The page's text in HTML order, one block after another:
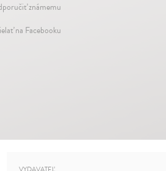
známemu
na Facebooku